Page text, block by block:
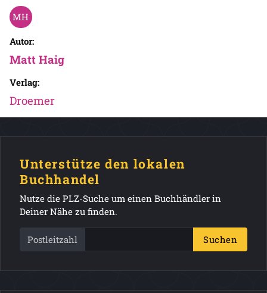
Autor:
Matt Haig
Verlag:
Droemer
Unterstütze den lokalen
Buchhandel
Nutze die PLZ-Suche um einen Buchhändler in
Deiner Nähe zu finden.
Postleitzahl Suchen